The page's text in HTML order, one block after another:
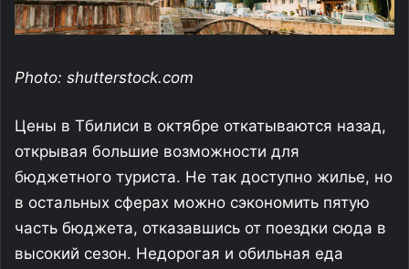
Photo: shutterstock.com
Цены в Тбилиси в октябре откатываются назад,
открывая большие возможности для
бюджетного туриста. Не так доступно жилье, но
в остальных сферах можно сэкономить пятую
часть бюджета, отказавшись от поездки сюда в
высокий сезон. Недорогая и обильная еда